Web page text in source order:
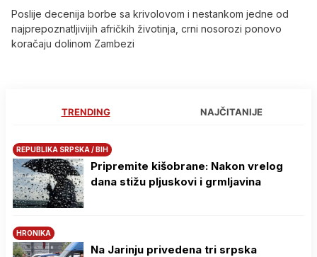
Poslije decenija borbe sa krivolovom i nestankom jedne od
najprepoznatljivijih afričkih životinja, crni nosorozi ponovo
koračaju dolinom Zambezi
TRENDING NAJČITANIJE
REPUBLIKA SRPSKA / BIH
Pripremite kišobrane: Nakon vrelog
dana stižu pljuskovi i grmljavina
HRONIKA
Na Јarinju privedena tri srpska